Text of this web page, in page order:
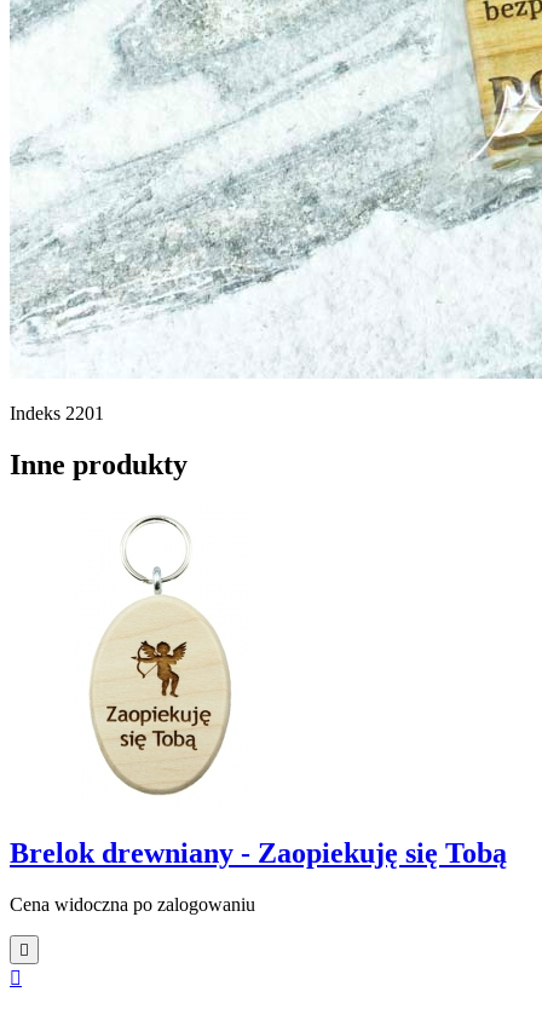
Indeks 2201
Inne produkty
Brelok drewniany - Zaopiekuję się Tobą
Cena widoczna po zalogowaniu

